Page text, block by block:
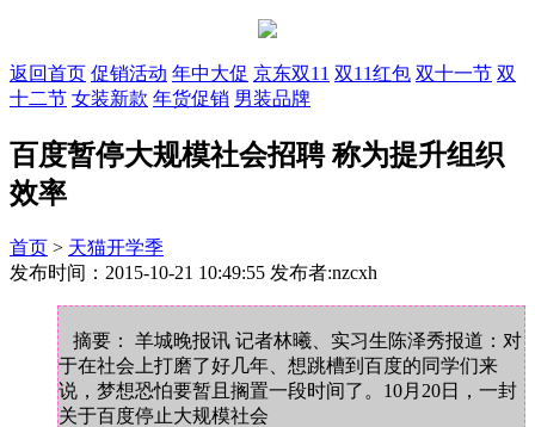
返回首页 促销活动 年中大促 京东双11 双11红包 双十一节 双
十二节 女装新款 年货促销 男装品牌
百度暂停大规模社会招聘 称为提升组织
效率
首页 > 天猫开学季
发布时间：2015-10-21 10:49:55 发布者:nzcxh
摘要： 羊城晚报讯 记者林曦、实习生陈泽秀报道：对
于在社会上打磨了好几年、想跳槽到百度的同学们来
说，梦想恐怕要暂且搁置一段时间了。10月20日，一封
关于百度停止大规模社会